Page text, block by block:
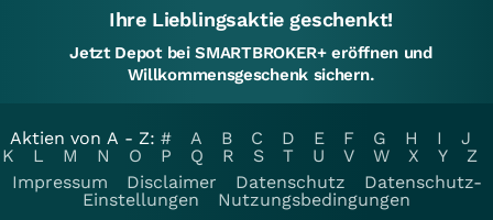
Ihre Lieblingsaktie geschenkt!
Jetzt Depot bei SMARTBROKER+ eröffnen und
Willkommensgeschenk sichern.
Aktien von A - Z: # A B C D E F G H I
J
K
L M N O P Q R S T U V W X Y
Z
Impressum
Disclaimer Datenschutz
Datenschutz-
Einstellungen
Nutzungsbedingungen